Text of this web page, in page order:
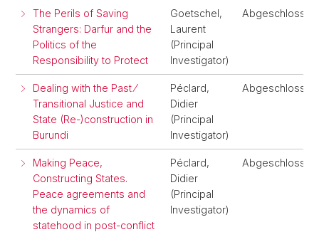
The Perils of Saving
Strangers: Darfur and the
Politics of the
Responsibility to Protect
Goetschel,
Laurent
(Principal
Investigator)
Abgeschlossen
Dealing with the Past ⁄
Transitional Justice and
State (Re-)construction in
Burundi
Péclard,
Didier
(Principal
Investigator)
Abgeschlossen
Making Peace,
Constructing States.
Peace agreements and
the dynamics of
statehood in post-conflict
Péclard,
Didier
(Principal
Investigator)
Abgeschlossen